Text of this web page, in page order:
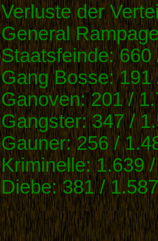
Verluste der
General
Staatsfeinde: 660
Gang Bosse: 191
Ganoven: 201 /
Gangster: 347 /
Gauner: 256 /
Kriminelle: 1.639
Diebe: 381 / 1.587